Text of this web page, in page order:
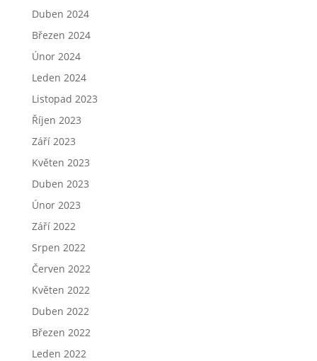
Duben 2024
Březen 2024
Únor 2024
Leden 2024
Listopad 2023
Říjen 2023
Září 2023
Květen 2023
Duben 2023
Únor 2023
Září 2022
Srpen 2022
Červen 2022
Květen 2022
Duben 2022
Březen 2022
Leden 2022